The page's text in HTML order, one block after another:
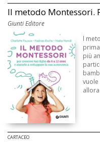
Il metodo Montessori.
Giunti Editore
l
più
vuole
CARTACEO